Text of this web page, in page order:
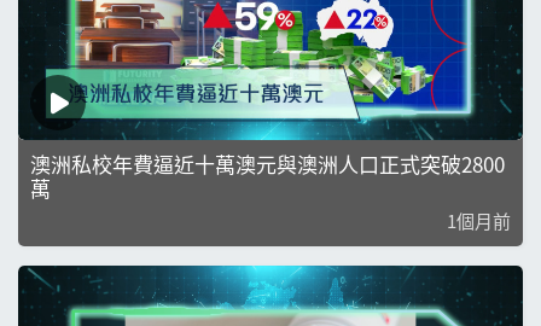
澳洲私校年費逼近十萬澳元與澳洲人口正式突破2800
萬
1個月前